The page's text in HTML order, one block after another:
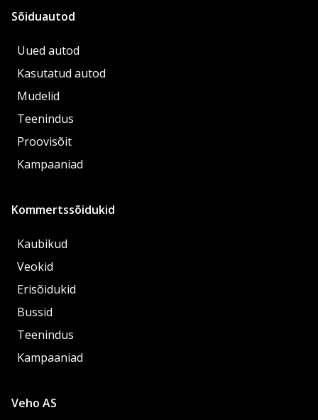
Sõiduautod
Uued autod
Kasutatud autod
Mudelid
Teenindus
Proovisõit
Kampaaniad
Kommertssõidukid
Kaubikud
Veokid
Erisõidukid
Bussid
Teenindus
Kampaaniad
Veho AS